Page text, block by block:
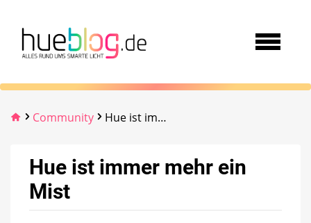
Community Hue ist immer mehr ein Mist
Hue ist immer mehr ein
Mist